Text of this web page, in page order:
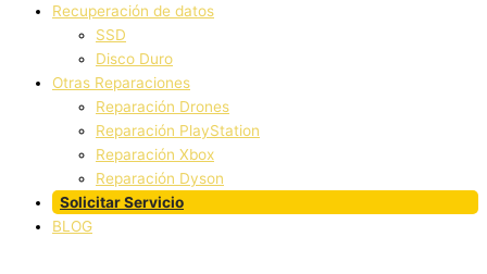
Recuperación de datos
SSD
Disco Duro
Otras Reparaciones
Reparación Drones
Reparación PlayStation
Reparación Xbox
Reparación Dyson
Solicitar Servicio
BLOG